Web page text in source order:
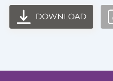
DOWNLOAD